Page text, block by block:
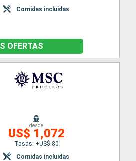
Comidas incluidas
OFERTAS
desde
US$ 1,072
Tasas: +US$ 80
Comidas incluidas